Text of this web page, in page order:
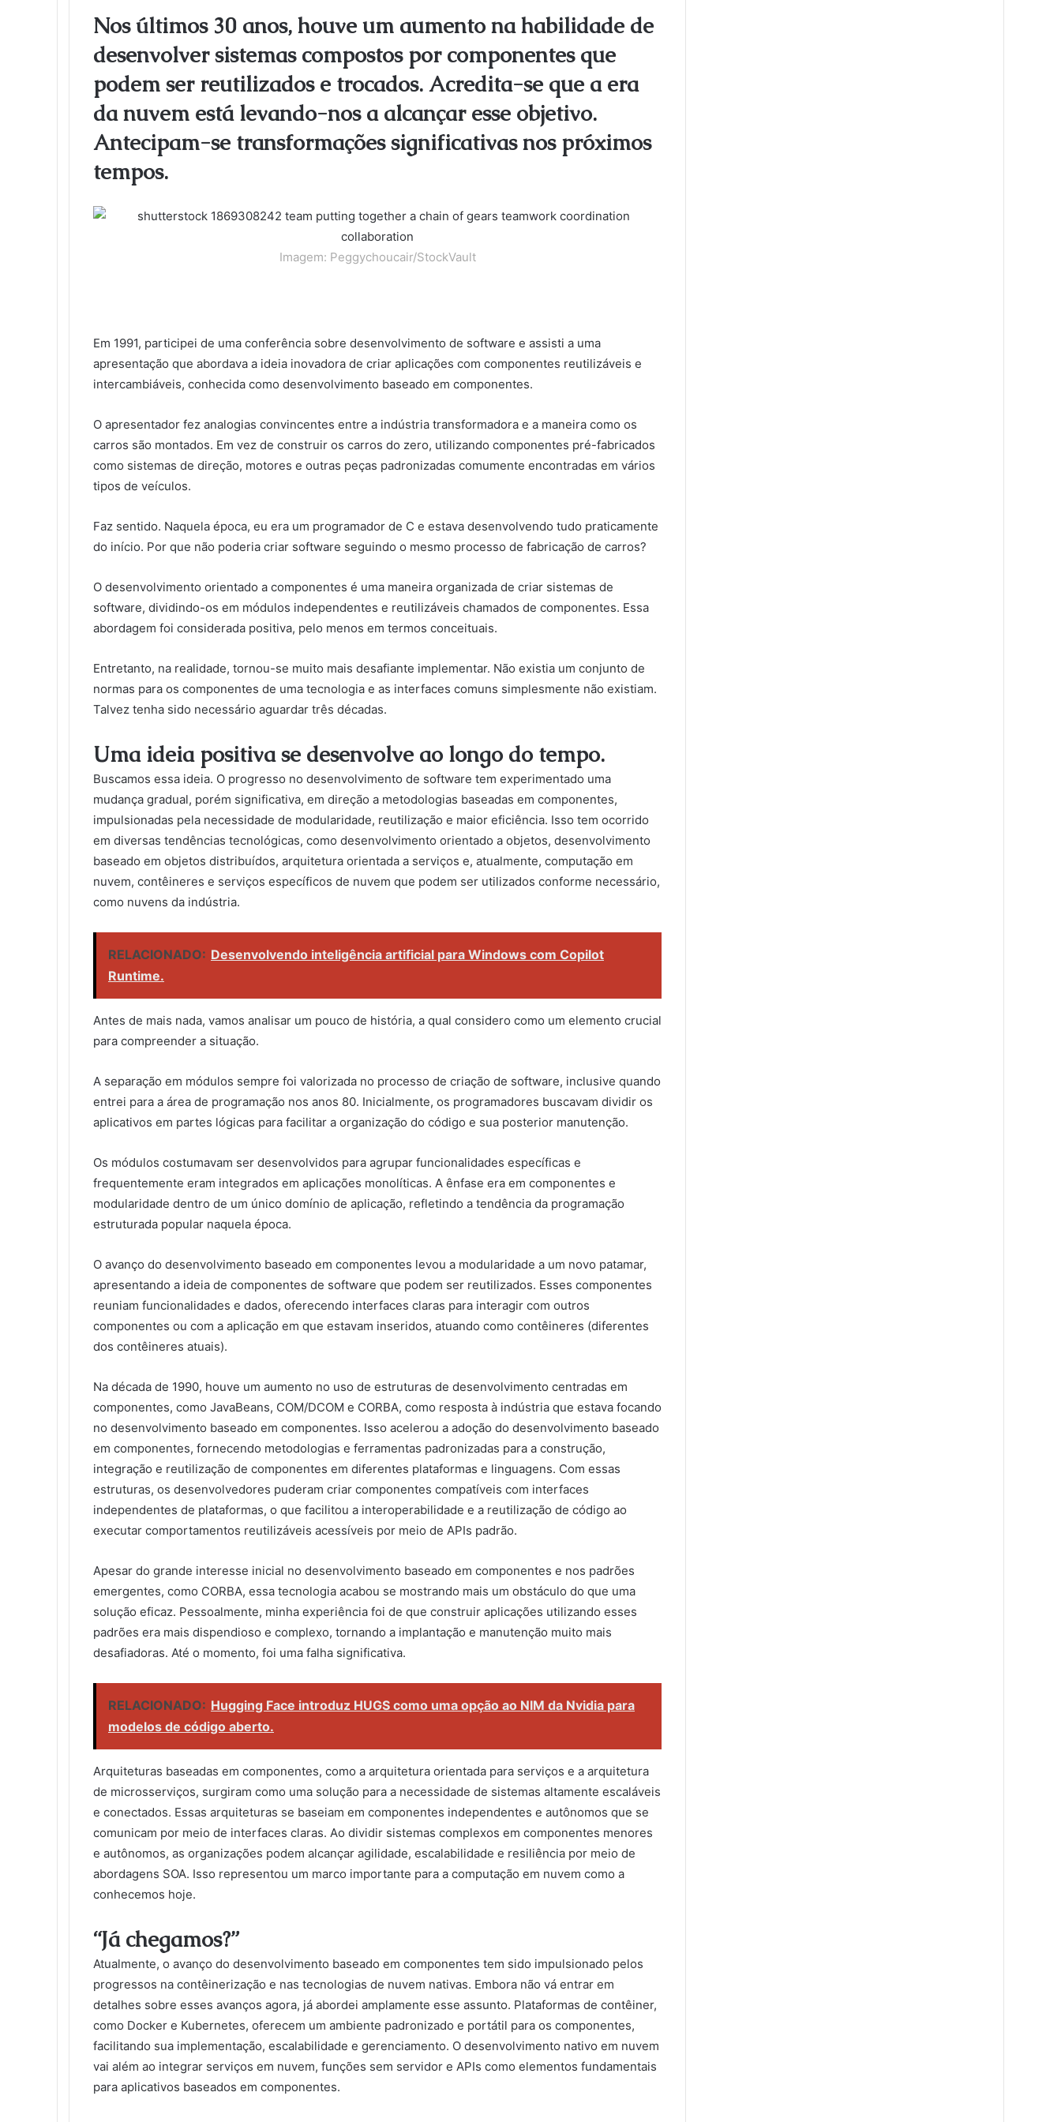
e
b
o
k
t
e
r
I
n
b
l
r
t
e
e
s
d
i
t
k
t
k
a
s
n
k
e
Nos últimos 30 anos, houve um aumento na habilidade de
desenvolver sistemas compostos por componentes que
podem ser reutilizados e trocados. Acredita-se que a era
da nuvem está levando-nos a alcançar esse objetivo.
Antecipam-se transformações significativas nos próximos
tempos.
Imagem: Peggychoucair/StockVault
Em 1991, participei de uma conferência sobre desenvolvimento de software e assisti a uma
apresentação que abordava a ideia inovadora de criar aplicações com componentes reutilizáveis e
intercambiáveis, conhecida como desenvolvimento baseado em componentes.
O apresentador fez analogias convincentes entre a indústria transformadora e a maneira como os
carros são montados. Em vez de construir os carros do zero, utilizando componentes pré-fabricados
como sistemas de direção, motores e outras peças padronizadas comumente encontradas em vários
tipos de veículos.
Faz sentido. Naquela época, eu era um programador de C e estava desenvolvendo tudo praticamente
do início. Por que não poderia criar software seguindo o mesmo processo de fabricação de carros?
O desenvolvimento orientado a componentes é uma maneira organizada de criar sistemas de
software, dividindo-os em módulos independentes e reutilizáveis chamados de componentes. Essa
abordagem foi considerada positiva, pelo menos em termos conceituais.
Entretanto, na realidade, tornou-se muito mais desafiante implementar. Não existia um conjunto de
normas para os componentes de uma tecnologia e as interfaces comuns simplesmente não existiam.
Talvez tenha sido necessário aguardar três décadas.
Uma ideia positiva se desenvolve ao longo do tempo.
Buscamos essa ideia. O progresso no desenvolvimento de software tem experimentado uma
mudança gradual, porém significativa, em direção a metodologias baseadas em componentes,
impulsionadas pela necessidade de modularidade, reutilização e maior eficiência. Isso tem ocorrido
em diversas tendências tecnológicas, como desenvolvimento orientado a objetos, desenvolvimento
baseado em objetos distribuídos, arquitetura orientada a serviços e, atualmente, computação em
nuvem, contêineres e serviços específicos de nuvem que podem ser utilizados conforme necessário,
como nuvens da indústria.
RELACIONADO: Desenvolvendo inteligência artificial para Windows com Copilot
Runtime.
Antes de mais nada, vamos analisar um pouco de história, a qual considero como um elemento crucial
para compreender a situação.
A separação em módulos sempre foi valorizada no processo de criação de software, inclusive quando
entrei para a área de programação nos anos 80. Inicialmente, os programadores buscavam dividir os
aplicativos em partes lógicas para facilitar a organização do código e sua posterior manutenção.
Os módulos costumavam ser desenvolvidos para agrupar funcionalidades específicas e
frequentemente eram integrados em aplicações monolíticas. A ênfase era em componentes e
modularidade dentro de um único domínio de aplicação, refletindo a tendência da programação
estruturada popular naquela época.
O avanço do desenvolvimento baseado em componentes levou a modularidade a um novo patamar,
apresentando a ideia de componentes de software que podem ser reutilizados. Esses componentes
reuniam funcionalidades e dados, oferecendo interfaces claras para interagir com outros
componentes ou com a aplicação em que estavam inseridos, atuando como contêineres (diferentes
dos contêineres atuais).
Na década de 1990, houve um aumento no uso de estruturas de desenvolvimento centradas em
componentes, como JavaBeans, COM/DCOM e CORBA, como resposta à indústria que estava focando
no desenvolvimento baseado em componentes. Isso acelerou a adoção do desenvolvimento baseado
em componentes, fornecendo metodologias e ferramentas padronizadas para a construção,
integração e reutilização de componentes em diferentes plataformas e linguagens. Com essas
estruturas, os desenvolvedores puderam criar componentes compatíveis com interfaces
independentes de plataformas, o que facilitou a interoperabilidade e a reutilização de código ao
executar comportamentos reutilizáveis acessíveis por meio de APIs padrão.
Apesar do grande interesse inicial no desenvolvimento baseado em componentes e nos padrões
emergentes, como CORBA, essa tecnologia acabou se mostrando mais um obstáculo do que uma
solução eficaz. Pessoalmente, minha experiência foi de que construir aplicações utilizando esses
padrões era mais dispendioso e complexo, tornando a implantação e manutenção muito mais
desafiadoras. Até o momento, foi uma falha significativa.
RELACIONADO: Hugging Face introduz HUGS como uma opção ao NIM da Nvidia para
modelos de código aberto.
Arquiteturas baseadas em componentes, como a arquitetura orientada para serviços e a arquitetura
de microsserviços, surgiram como uma solução para a necessidade de sistemas altamente escaláveis
e conectados. Essas arquiteturas se baseiam em componentes independentes e autônomos que se
comunicam por meio de interfaces claras. Ao dividir sistemas complexos em componentes menores
e autônomos, as organizações podem alcançar agilidade, escalabilidade e resiliência por meio de
abordagens SOA. Isso representou um marco importante para a computação em nuvem como a
conhecemos hoje.
“Já chegamos?”
Atualmente, o avanço do desenvolvimento baseado em componentes tem sido impulsionado pelos
progressos na contêinerização e nas tecnologias de nuvem nativas. Embora não vá entrar em
detalhes sobre esses avanços agora, já abordei amplamente esse assunto. Plataformas de contêiner,
como Docker e Kubernetes, oferecem um ambiente padronizado e portátil para os componentes,
facilitando sua implementação, escalabilidade e gerenciamento. O desenvolvimento nativo em nuvem
vai além ao integrar serviços em nuvem, funções sem servidor e APIs como elementos fundamentais
para aplicativos baseados em componentes.